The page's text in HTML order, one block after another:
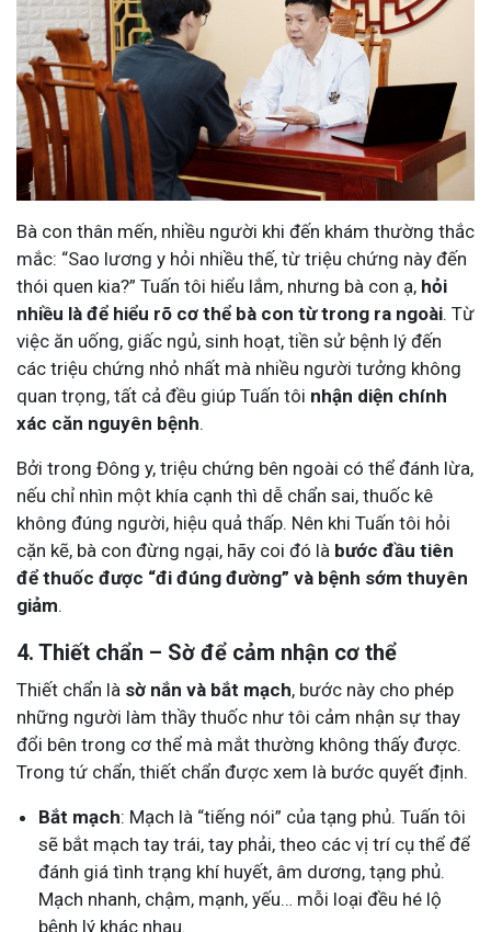
Bà con thân mến, nhiều người khi đến khám thường thắc
mắc: “Sao lương y hỏi nhiều thế, từ triệu chứng này đến
thói quen kia?” Tuấn tôi hiểu lắm, nhưng bà con ạ, hỏi
nhiều là để hiểu rõ cơ thể bà con từ trong ra ngoài. Từ
việc ăn uống, giấc ngủ, sinh hoạt, tiền sử bệnh lý đến
các triệu chứng nhỏ nhất mà nhiều người tưởng không
quan trọng, tất cả đều giúp Tuấn tôi nhận diện chính
xác căn nguyên bệnh.
Bởi trong Đông y, triệu chứng bên ngoài có thể đánh lừa,
nếu chỉ nhìn một khía cạnh thì dễ chẩn sai, thuốc kê
không đúng người, hiệu quả thấp. Nên khi Tuấn tôi hỏi
cặn kẽ, bà con đừng ngại, hãy coi đó là bước đầu tiên
để thuốc được “đi đúng đường” và bệnh sớm thuyên
giảm.
4. Thiết chẩn – Sờ để cảm nhận cơ thể
Thiết chẩn là sờ nắn và bắt mạch, bước này cho phép
những người làm thầy thuốc như tôi cảm nhận sự thay
đổi bên trong cơ thể mà mắt thường không thấy được.
Trong tứ chẩn, thiết chẩn được xem là bước quyết định.
Bắt mạch: Mạch là “tiếng nói” của tạng phủ. Tuấn tôi
sẽ bắt mạch tay trái, tay phải, theo các vị trí cụ thể để
đánh giá tình trạng khí huyết, âm dương, tạng phủ.
Mạch nhanh, chậm, mạnh, yếu… mỗi loại đều hé lộ
bệnh lý khác nhau.